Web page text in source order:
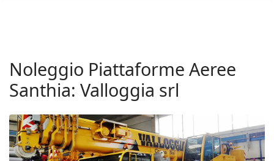
Noleggio Piattaforme Aeree
Santhia: Valloggia srl